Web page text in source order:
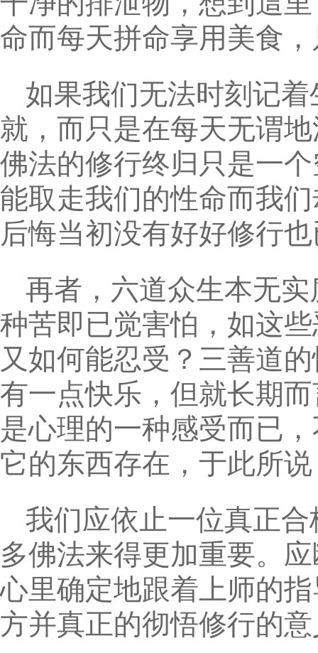
命而每天拼命享用美食
如果我们无法时刻记
就，而只是在每天无谓
佛法的修行终归只是一
能取走我们的性命而我
后悔当初没有好好修行
再者，六道众生本无
种苦即已觉害怕，如这
又如何能忍受？三善道
有一点快乐，但就长期
是心理的一种感受而已
它的东西存在，于此所
我们应依止一位真正
多佛法来得更加重要。
心里确定地跟着上师的
方并真正的彻悟修行的